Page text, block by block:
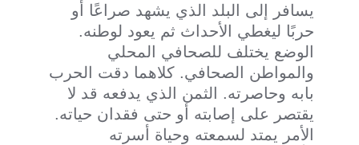
يسافر إلى البلد الذي يشهد صراعًا أو
حربًا ليغطي الأحداث ثم يعود لوطنه.
الوضع يختلف للصحافي المحلي
والمواطن الصحافي. كلاهما دقت الحرب
بابه وحاصرته. الثمن الذي يدفعه قد لا
يقتصر على إصابته أو حتى فقدان حياته.
الأمر يمتد لسمعته وحياة أسرته